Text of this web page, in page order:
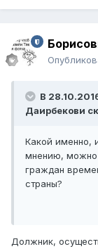
В
Даирбекови
Какой именно,
мнению, можно
граждан
страны?
Должник,